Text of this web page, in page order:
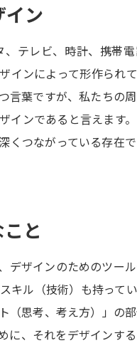
大学で
新増設大
データサ
進路の３
新学年ス
来場型・
イン
テレビ、時計、携帯
インによって形作られ
言葉ですが、私たちの
インであると言えます
くつながっている存在
と
デザインのためのツー
キル（技術）も持って
（思考、考え方）」の
に、それをデザインす